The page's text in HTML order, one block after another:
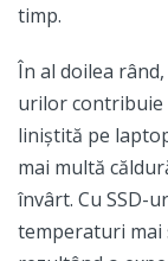
timp.
În al doilea
urilor contribuie
liniștită pe
mai multă
învârt. Cu SSD-
temperaturi mai